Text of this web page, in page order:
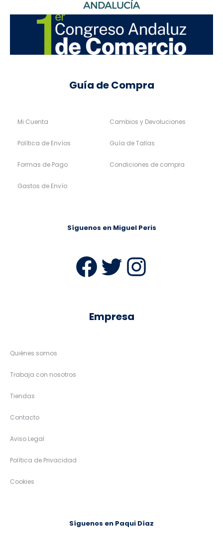
Guía de Compra
Mi Cuenta
Política de Envíos
Formas de Pago
Gastos de Envío
Cambios y Devoluciones
Guía de Tallas
Condiciones de compra
Síguenos en Miguel Peris
Facebook
Twitter
Empresa
Quiénes somos
Trabaja con nosotros
Tiendas
Contacto
Aviso Legal
Política de Privacidad
Cookies
Síguenos en Paqui Díaz